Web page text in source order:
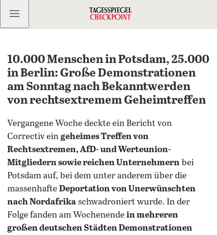
Kostenlos anmelden
10.000 Menschen in Potsdam, 25.000
in Berlin: Große Demonstrationen
am Sonntag nach Bekanntwerden
von rechtsextremem Geheimtreffen
Vergangene Woche deckte ein Bericht von
Correctiv ein geheimes Treffen von
Rechtsextremen, AfD- und Werteunion-
Mitgliedern sowie reichen Unternehmern bei
Potsdam auf, bei dem unter anderem über die
massenhafte Deportation von Unerwünschten
nach Nordafrika schwadroniert wurde. In der
Folge fanden am Wochenende in mehreren
großen deutschen Städten Demonstrationen